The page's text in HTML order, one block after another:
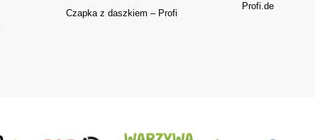
Czapka z daszkiem – Profi
Profi.de